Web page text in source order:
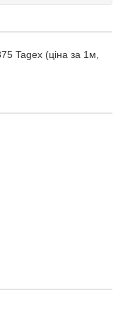
Tagex (ціна за 1м,